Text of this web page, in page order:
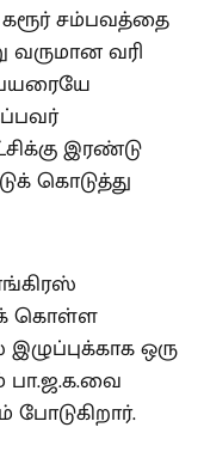
சம்பவத்தை
வருமான வரி
இரண்டு
கொடுத்து
கொள்ள
ஒரு
பா.ஜ.க.வை